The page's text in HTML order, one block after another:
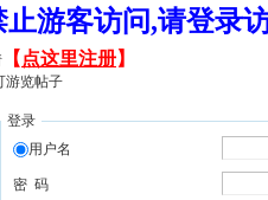
止游客访问,请登
【 点这里注册】
游览帖子
登录
用户名
密 码